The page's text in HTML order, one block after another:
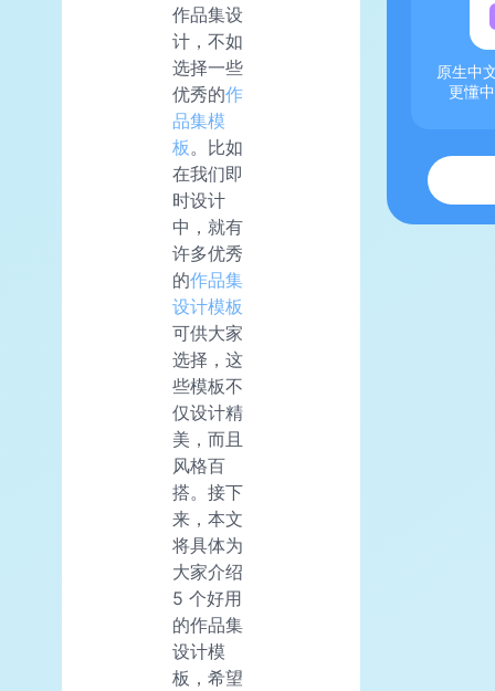
作品集设
计，不如
选择一些
优秀的作
品集模
板 。比如
在我们即
时设计
中，就有
许多优秀
的作品集
设计模板
可供大家
选择，这
些模板不
仅设计精
美，而且
风格百
搭。接下
来，本文
将具体为
大家介绍
5 个好用
的作品集
设计模
板，希望
原生中
更懂